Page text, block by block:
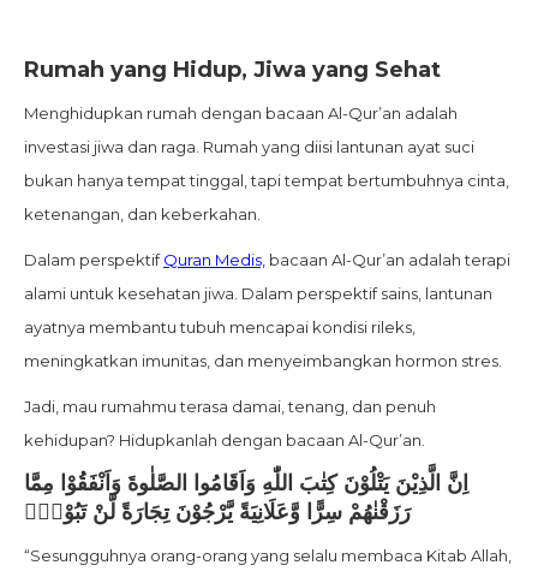
Rumah yang Hidup, Jiwa yang Sehat
Menghidupkan rumah dengan bacaan Al-Qur’an adalah
investasi jiwa dan raga. Rumah yang diisi lantunan ayat suci
bukan hanya tempat tinggal, tapi tempat bertumbuhnya cinta,
ketenangan, dan keberkahan.
Dalam perspektifQuran Medis, bacaan Al-Qur’an adalah terapi
alami untuk kesehatan jiwa. Dalam perspektif sains, lantunan
ayatnya membantu tubuh mencapai kondisi rileks,
meningkatkan imunitas, dan menyeimbangkan hormon stres.
Jadi, mau rumahmu terasa damai, tenang, dan penuh
kehidupan? Hidupkanlah dengan bacaan Al-Qur’an.
اِنَّ الَّذِيْنَ يَتْلُوْنَ كِتٰبَ اللّٰهِ وَاَقَامُوا الصَّلٰوةَ وَاَنْفَقُوْا مِمَّا
رَزَقْنٰهُمْ سِرًّا وَّعَلَانِيَةً يَّرْجُوْنَ تِجَارَةً لَّنْ تَبُوْرَۙ
“Sesungguhnya orang-orang yang selalu membaca Kitab Allah,